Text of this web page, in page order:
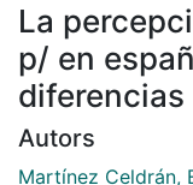
La
p/ en
Autors
Martínez Celdrán,